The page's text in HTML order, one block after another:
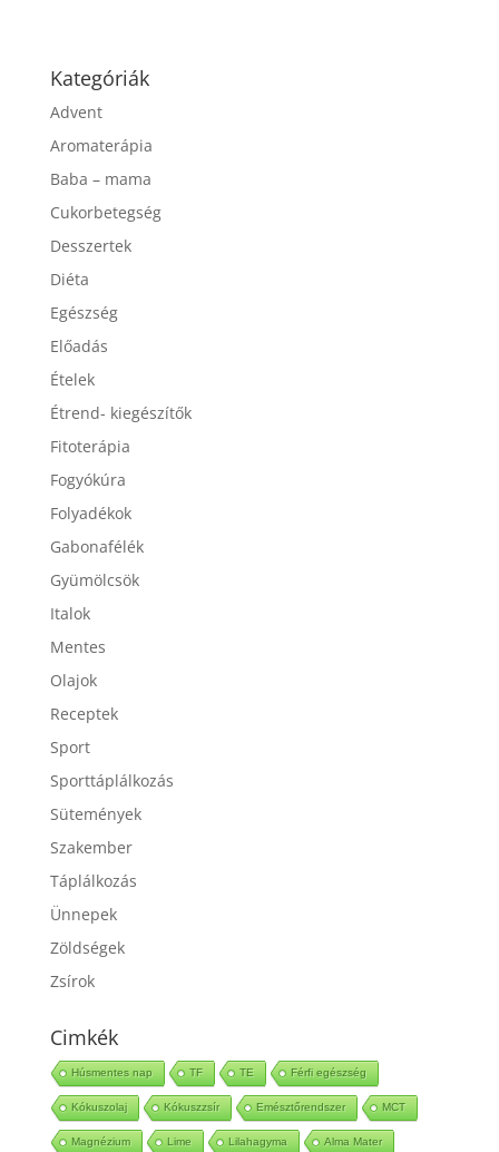
Kategóriák
Advent
Aromaterápia
Baba – mama
Cukorbetegség
Desszertek
Diéta
Egészség
Előadás
Ételek
Étrend- kiegészítők
Fitoterápia
Fogyókúra
Folyadékok
Gabonafélék
Gyümölcsök
Italok
Mentes
Olajok
Receptek
Sport
Sporttáplálkozás
Sütemények
Szakember
Táplálkozás
Ünnepek
Zöldségek
Zsírok
Cimkék
Húsmentes nap TF TE Férfi egészség
Kókuszolaj Kókuszzsír Emésztőrendszer MCT
Magnézium Lime Lilahagyma Alma Mater